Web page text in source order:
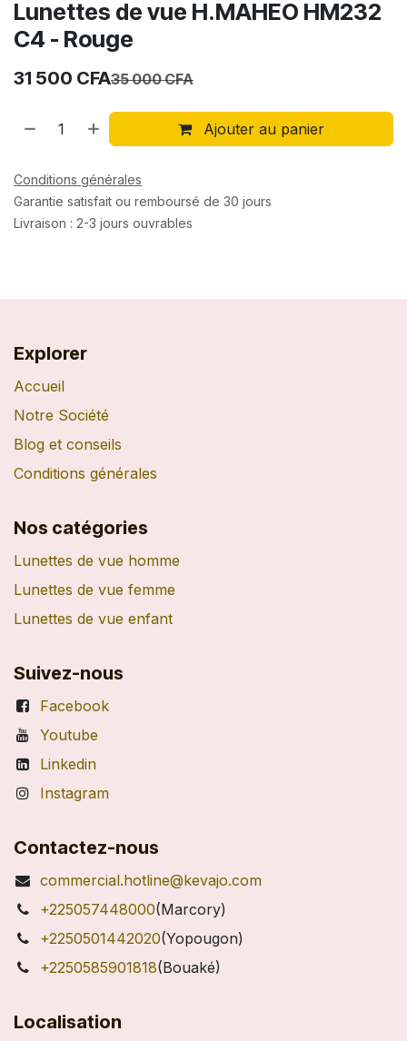
Lunettes de vue H.MAHEO HM232
C4 - Rouge
31 500 CFA35 000CFA
Ajouter au panier
Conditions générales
Garantie satisfait ou remboursé de 30 jours
Livraison : 2-3 jours ouvrables
Explorer
Accueil
Notre Société
Blog et conseils
Conditions générales
Nos catégories
Lunettes de vue homme
Lunettes de vue femme
Lunettes de vue enfant
Suivez-nous
Facebook
Youtube
Linkedin
Instagram
Contactez-nous
commercial.hotline@kevajo.com
+225057448000(Marcory)
+2250501442020(Yopougon)
+2250585901818(Bouaké)
Localisation